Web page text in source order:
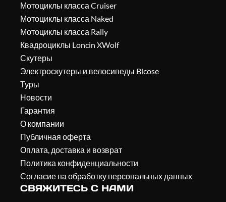
Мотоциклы класса Cruiser
Мотоциклы класса Naked
Мотоциклы класса Rally
Квадроциклы Loncin XWolf
Скутеры
Электроскутеры и велосипеды Bicose
Туры
Новости
Гарантия
О компании
Публичная оферта
Оплата, доставка и возврат
Политика конфиденциальности
Согласие на обработку персональных данных
СВЯЖИТЕСЬ С НАМИ